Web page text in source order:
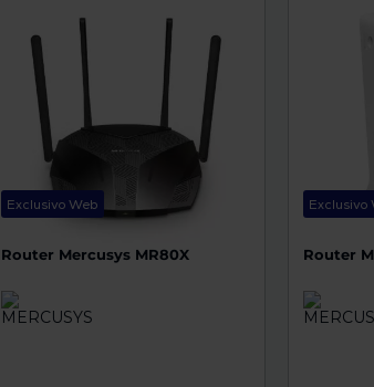
táctiles
pueden
usar
los
Exclusivo Web
Router Mercusys MR80X
Exclusivo
Router